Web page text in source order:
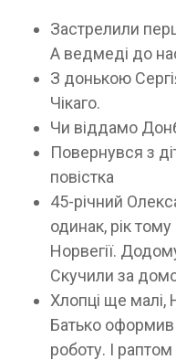
Застрелили
А ведмеді до
З донькою
Чікаго.
Чи віддамо
Повернувся з
повістка
45-річний
одинак, рік
Норвегії.
Скучили за
Хлопці ще малі,
Батько
роботу. І